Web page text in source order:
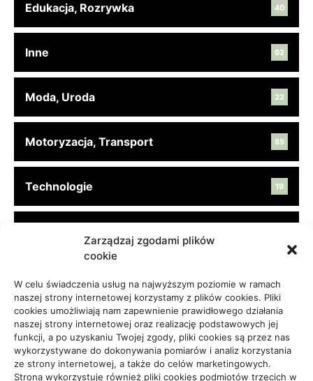
Zarządzaj zgodami plików
cookie
W celu świadczenia usług na najwyższym poziomie w ramach
naszej strony internetowej korzystamy z plików cookies. Pliki
cookies umożliwiają nam zapewnienie prawidłowego działania
naszej strony internetowej oraz realizację podstawowych jej
funkcji, a po uzyskaniu Twojej zgody, pliki cookies są przez nas
wykorzystywane do dokonywania pomiarów i analiz korzystania
ze strony internetowej, a także do celów marketingowych.
Strona wykorzystuje również pliki cookies podmiotów trzecich w
Edukacja, Rozrywka 40
Inne 62
Moda, Uroda 22
Motoryzacja, Transport 85
Technologie 19
Zdrowie, Medycyna 108